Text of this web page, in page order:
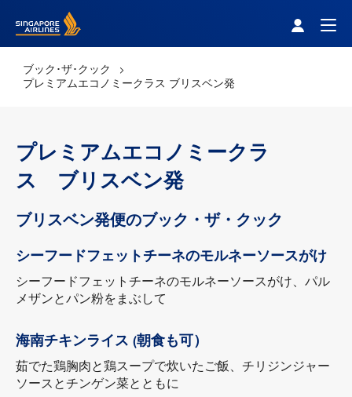
ブック･ザ･クック
プレミアムエコノミークラス ブリスベン発
プレミアムエコノミークラ
ス ブリスベン発
ブリスベン発便のブック・ザ・クック
シーフードフェットチーネのモルネーソースがけ
シーフードフェットチーネのモルネーソースがけ、パル
メザンとパン粉をまぶして
海南チキンライス (朝食も可）
茹でた鶏胸肉と鶏スープで炊いたご飯、チリジンジャー
ソースとチンゲン菜とともに